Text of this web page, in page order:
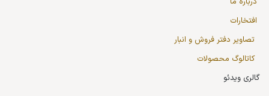
افتخارات
تصاویر دفتر فروش و انبار
کاتالوگ محصولات
گالری ویدئو